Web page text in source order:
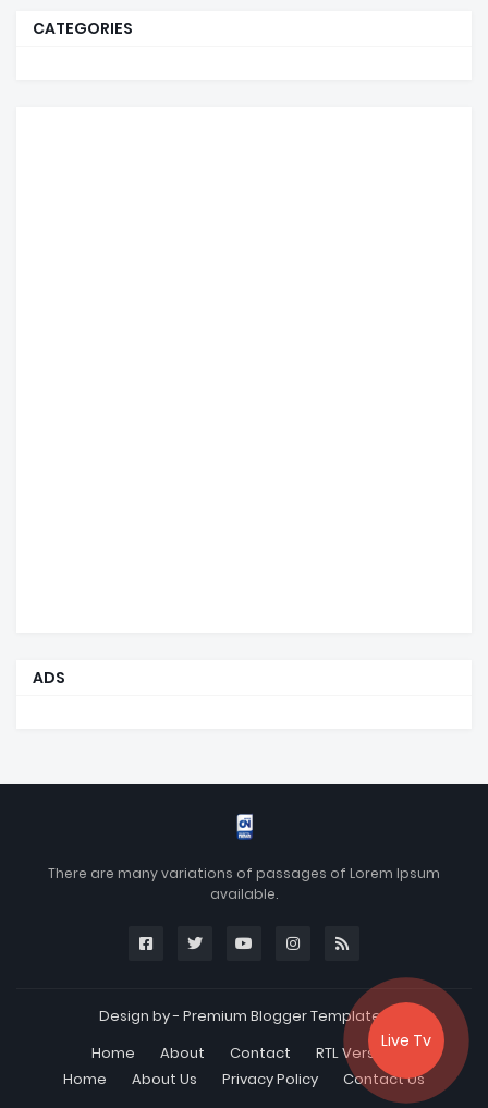
CATEGORIES
ADS
Live Tv
There are many variations of passages of Lorem Ipsum
available.
Design by - Premium Blogger Templates
Home
About Contact
RTL Version
Home
About Us Privacy Policy Contact Us